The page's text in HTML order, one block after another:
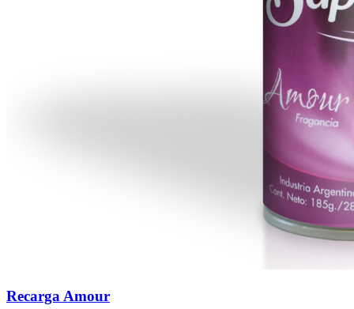
Recarga Amour